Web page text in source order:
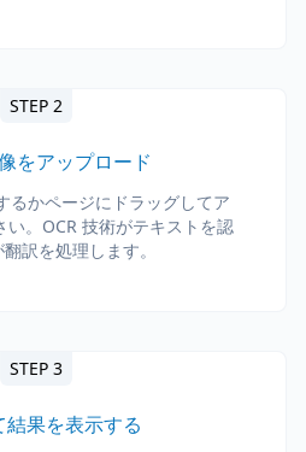
STEP 2
をアップロード
るかページにドラッグしてア
い。OCR 技術がテキストを認
訳を処理します。
STEP 3
結果を表示する